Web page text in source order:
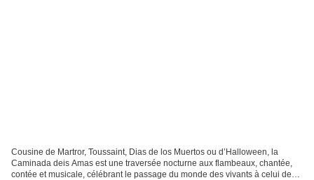
Cousine de Martror, Toussaint, Dias de los Muertos ou d’Halloween, la
Caminada deis Amas est une traversée nocturne aux flambeaux, chantée,
contée et musicale, célébrant le passage du monde des vivants à celui des